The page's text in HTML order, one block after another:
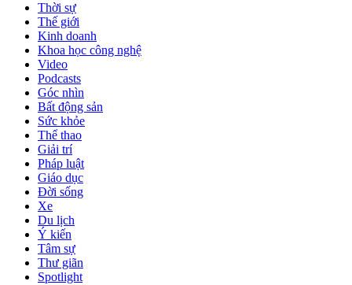
Thời sự
Thế giới
Kinh doanh
Khoa học công nghệ
Video
Podcasts
Góc nhìn
Bất động sản
Sức khỏe
Thể thao
Giải trí
Pháp luật
Giáo dục
Đời sống
Xe
Du lịch
Ý kiến
Tâm sự
Thư giãn
Spotlight